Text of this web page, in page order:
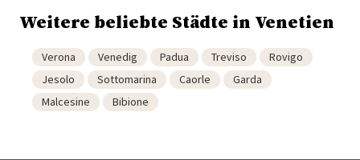
Weitere beliebte Städte in Venetien
Verona Venedig Padua Treviso
Rovigo
Jesolo
Sottomarina Caorle
Garda
Malcesine
Bibione